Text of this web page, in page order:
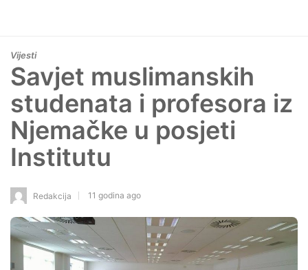
Vijesti
Savjet muslimanskih
studenata i profesora iz
Njemačke u posjeti
Institutu
Redakcija 11 godina ago